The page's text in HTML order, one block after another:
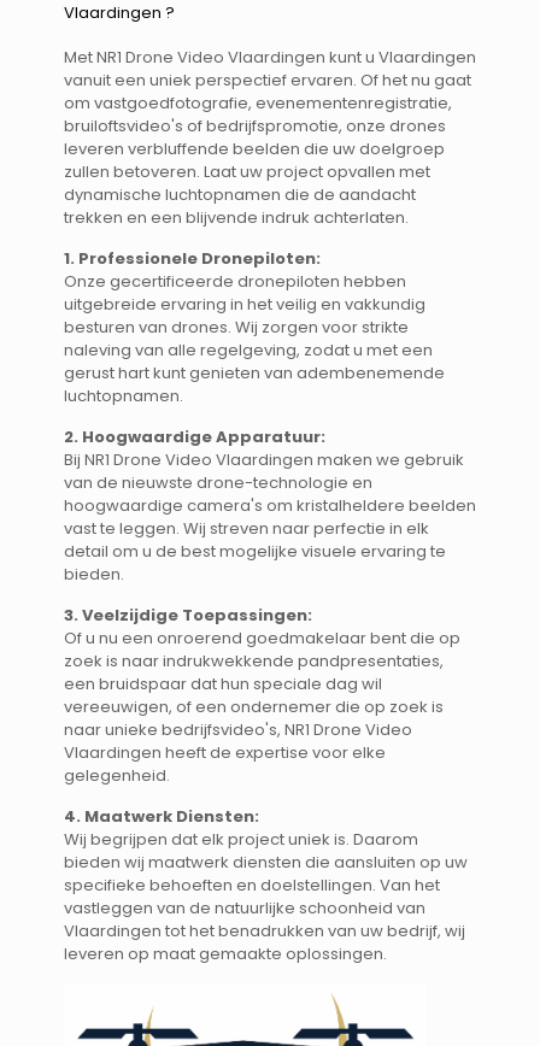
Vlaardingen ? ​​
Met NR1 Drone Video Vlaardingen kunt u Vlaardingen
vanuit een uniek perspectief ervaren. Of het nu gaat
om vastgoedfotografie, evenementenregistratie,
bruiloftsvideo's of bedrijfspromotie, onze drones
leveren verbluffende beelden die uw doelgroep
zullen betoveren. Laat uw project opvallen met
dynamische luchtopnamen die de aandacht
trekken en een blijvende indruk achterlaten.
1. Professionele Dronepiloten:
Onze gecertificeerde dronepiloten hebben
uitgebreide ervaring in het veilig en vakkundig
besturen van drones. Wij zorgen voor strikte
naleving van alle regelgeving, zodat u met een
gerust hart kunt genieten van adembenemende
luchtopnamen.
2. Hoogwaardige Apparatuur:
Bij NR1 Drone Video Vlaardingen maken we gebruik
van de nieuwste drone-technologie en
hoogwaardige camera's om kristalheldere beelden
vast te leggen. Wij streven naar perfectie in elk
detail om u de best mogelijke visuele ervaring te
bieden.
3. Veelzijdige Toepassingen:
Of u nu een onroerend goedmakelaar bent die op
zoek is naar indrukwekkende pandpresentaties,
een bruidspaar dat hun speciale dag wil
vereeuwigen, of een ondernemer die op zoek is
naar unieke bedrijfsvideo's, NR1 Drone Video
Vlaardingen heeft de expertise voor elke
gelegenheid.
4. Maatwerk Diensten:
Wij begrijpen dat elk project uniek is. Daarom
bieden wij maatwerk diensten die aansluiten op uw
specifieke behoeften en doelstellingen. Van het
vastleggen van de natuurlijke schoonheid van
Vlaardingen tot het benadrukken van uw bedrijf, wij
leveren op maat gemaakte oplossingen.